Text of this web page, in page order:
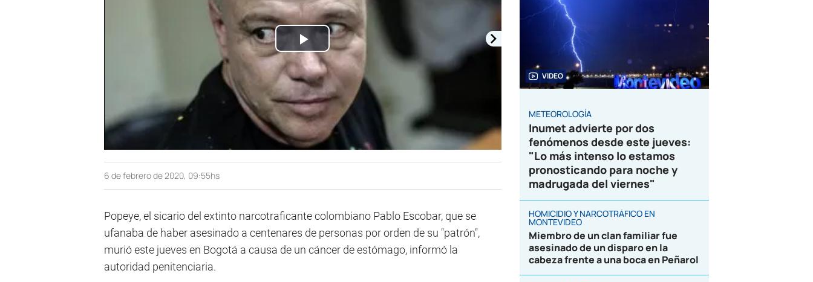
Play
Video
6 de febrero de 2020, 09:55hs
Popeye, el sicario del extinto narcotraficante colombiano Pablo Escobar, que se
ufanaba de haber asesinado a centenares de personas por orden de su "patrón",
murió este jueves en Bogotá a causa de un cáncer de estómago, informó la
autoridad penitenciaria.
VIDEO
METEOROLOGÍA
Inumet advierte por dos
fenómenos desde este jueves:
"Lo más intenso lo estamos
pronosticando para noche y
madrugada del viernes"
HOMICIDIO Y NARCOTRÁFICO EN
MONTEVIDEO
Miembro de un clan familiar fue
asesinado de un disparo en la
cabeza frente a una boca en Peñarol